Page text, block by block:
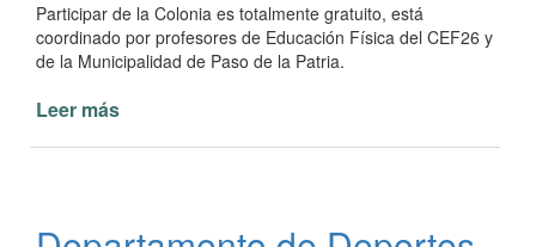
Participar de la Colonia es totalmente gratuito, está
coordinado por profesores de Educación Física del CEF26 y
de la Municipalidad de Paso de la Patria.
Leer más
Colonia